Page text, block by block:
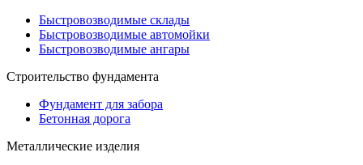
Быстровозводимые склады
Быстровозводимые автомойки
Быстровозводимые ангары
Строительство фундамента
Фундамент для забора
Бетонная дорога
Металлические изделия